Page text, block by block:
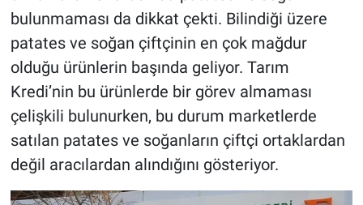
bulunmaması da dikkat çekti. Bilindiği üzere
patates ve soğan çiftçinin en çok mağdur
olduğu ürünlerin başında geliyor. Tarım
Kredi’nin bu ürünlerde bir görev almaması
çelişkili bulunurken, bu durum marketlerde
satılan patates ve soğanların çiftçi ortaklardan
değil aracılardan alındığını gösteriyor.